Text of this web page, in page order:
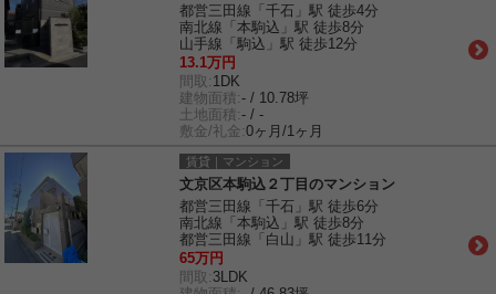
都営三田線「千石」駅 徒歩4分
南北線「本駒込」駅 徒歩8分
山手線「駒込」駅 徒歩12分
13.1万円
間取: 1DK
建物面積:- / 10.78坪
土地面積:- / -
敷金/礼金:0ヶ月/1ヶ月
賃貸｜マンション
文京区本駒込２丁目のマンション
都営三田線「千石」駅 徒歩6分
南北線「本駒込」駅 徒歩8分
都営三田線「白山」駅 徒歩11分
65万円
間取: 3LDK